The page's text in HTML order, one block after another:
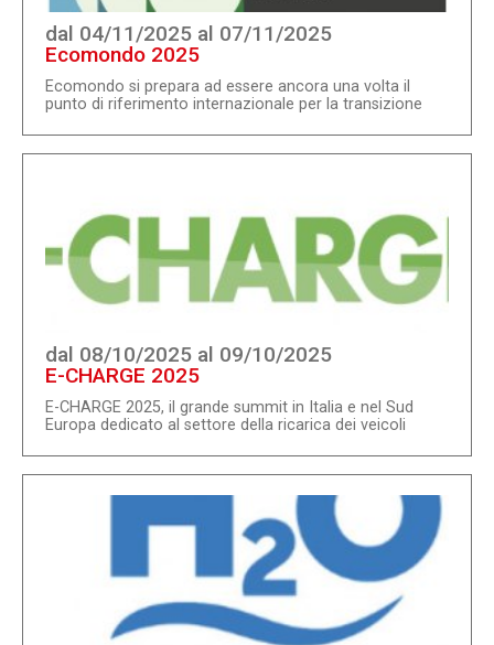
dal 04/11/2025 al 07/11/2025
Ecomondo 2025
Ecomondo si prepara ad essere ancora una volta il
punto di riferimento internazionale per la transizione
promette di superare ogni aspettativa con un
programma ricco di novità, progetti visionari e
sostenibilità devono essere al servizio di un futuro
sempre più circolare in ogni lato della manifestazione,
tenendo come obiettivo il contrasto al cambiamento
climatico che sempre più chiama ad u...
dal 08/10/2025 al 09/10/2025
E-CHARGE 2025
E-CHARGE 2025, il grande summit in Italia e nel Sud
Europa dedicato al settore della ricarica dei veicoli
pubbliche che private, per ricarica AC e DC, all'interno di
una rivoluzione in corso che coinvolge la tecnologia, i
prodotti, le infrastrutture e i servizi. Prima fiera in
Europa che rappresenta temi, contenuti ed eccellenze
di un mercato in forte crescita sia a livello nazionale
che internazionale.Presenta soluzioni e tecnologie di
ricarica, infrastrutture e servizi, prodotti e sistemi e
riflette l'interazione tra i veicoli elettrici ...